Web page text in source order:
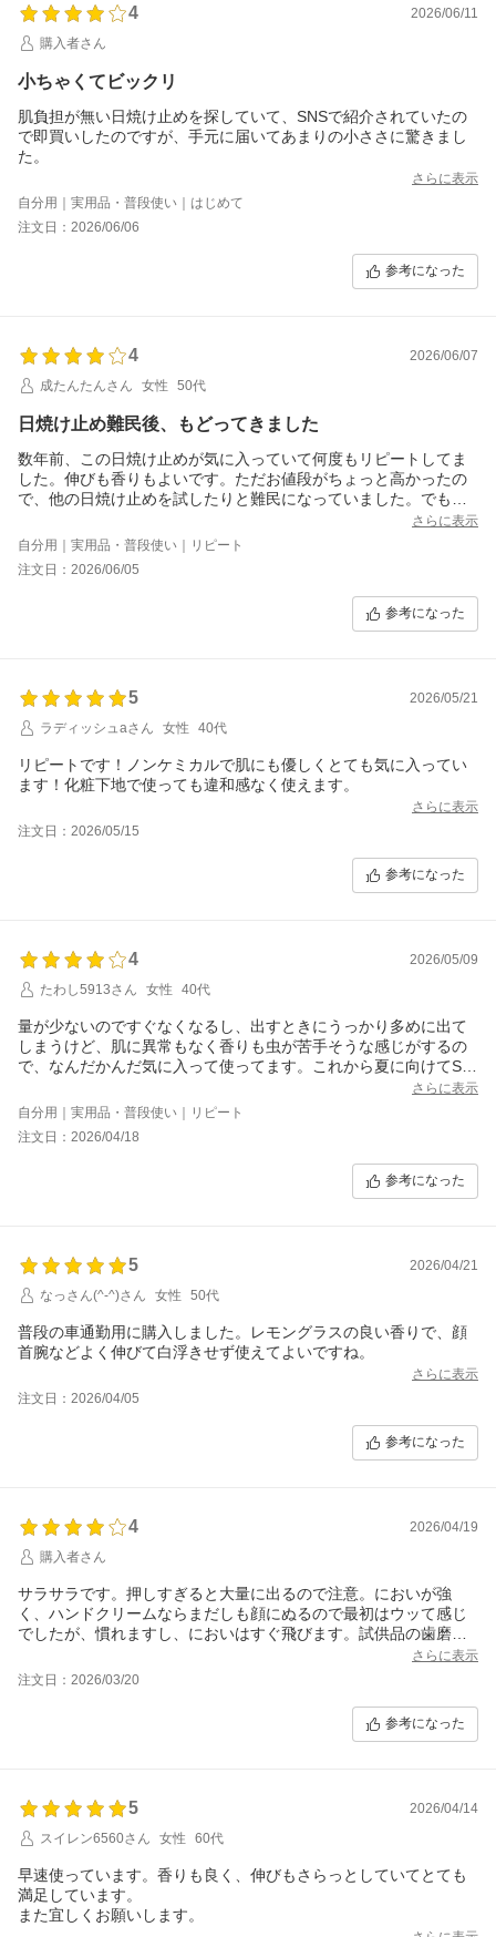
4
2026/06/11
購入者さん
小ちゃくてビックリ
肌負担が無い日焼け止めを探していて、SNSで紹介されていたの
で即買いしたのですが、手元に届いてあまりの小ささに驚きまし
た。
さらに表示
自分用｜実用品・普段使い｜はじめて
注文日：2026/06/06
参考になった
4
2026/06/07
成たんたんさん
女性 50代
日焼け止め難民後、もどってきました
数年前、この日焼け止めが気に入っていて何度もリピートしてま
した。伸びも香りもよいです。ただお値段がちょっと高かったの
で、他の日焼け止めを試したりと難民になっていました。でも、
紫外線吸収剤不使用なのに白浮きしないクリームはなかなか無
い！久しぶりの購入です。
さらに表示
自分用｜実用品・普段使い｜リピート
注文日：2026/06/05
参考になった
5
2026/05/21
ラディッシュaさん
女性 40代
リピートです！ノンケミカルで肌にも優しくとても気に入ってい
ます！化粧下地で使っても違和感なく使えます。
さらに表示
注文日：2026/05/15
参考になった
4
2026/05/09
たわし5913さん
女性 40代
量が少ないのですぐなくなるし、出すときにうっかり多めに出て
しまうけど、肌に異常もなく香りも虫が苦手そうな感じがするの
で、なんだかんだ気に入って使ってます。これから夏に向けてSP
Fが弱めかと思いますが重ね塗りで乗り切ろうと思います。さらに表示
自分用｜実用品・普段使い｜リピート
注文日：2026/04/18
参考になった
5
2026/04/21
なっさん(^-^)さん
女性 50代
普段の車通勤用に購入しました。レモングラスの良い香りで、顔
首腕などよく伸びて白浮きせず使えてよいですね。
さらに表示
注文日：2026/04/05
参考になった
4
2026/04/19
購入者さん
サラサラです。押しすぎると大量に出るので注意。においが強
く、ハンドクリームならまだしも顔にぬるので最初はウッて感じ
でしたが、慣れますし、においはすぐ飛びます。試供品の歯磨き
粉程度の小ささで届いた時は「ちっさ！」と思いましたが、成分
考えるとこんなもんでしょうか。こまめに塗り直さないとだめで
すね。またSALEの時に買います。
さらに表示
注文日：2026/03/20
参考になった
5
2026/04/14
スイレン6560さん
女性 60代
早速使っています。香りも良く、伸びもさらっとしていてとても
満足しています。
また宜しくお願いします。